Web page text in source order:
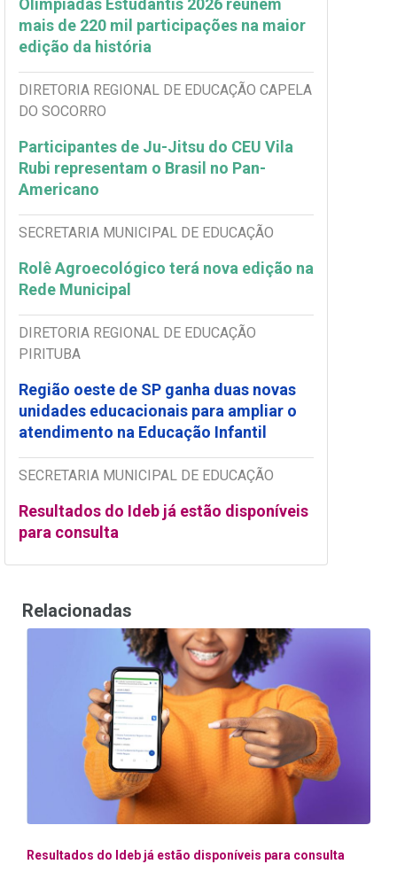
Olimpíadas Estudantis 2026 reúnem
mais de 220 mil participações na maior
edição da história
DIRETORIA REGIONAL DE EDUCAÇÃO CAPELA
DO SOCORRO
Participantes de Ju-Jitsu do CEU Vila
Rubi representam o Brasil no Pan-
Americano
SECRETARIA MUNICIPAL DE EDUCAÇÃO
Rolê Agroecológico terá nova edição na
Rede Municipal
DIRETORIA REGIONAL DE EDUCAÇÃO
PIRITUBA
Região oeste de SP ganha duas novas
unidades educacionais para ampliar o
atendimento na Educação Infantil
SECRETARIA MUNICIPAL DE EDUCAÇÃO
Resultados do Ideb já estão disponíveis
para consulta
Relacionadas
Resultados do Ideb já estão disponíveis para consulta